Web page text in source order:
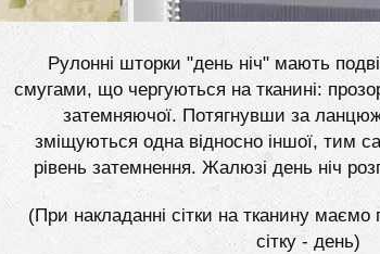
Рулонні шторки "день ніч" мають
смугами, що чергуються на тканині:
затемняючої. Потягнувши за
зміщуються одна відносно іншої, тим
рівень затемнення. Жалюзі день ніч
(При накладанні сітки на тканину маємо
сітку - день)